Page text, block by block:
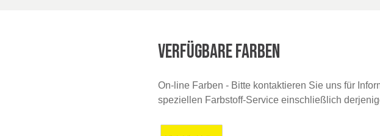
VERFÜGBARE FARBEN
On-line Farben - Bitte kontaktieren Sie uns für
speziellen Farbstoff-Service einschließlich